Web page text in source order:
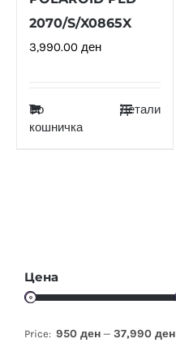
2070/S/X0865X
3,990.00 ден
Во
кошничка
Детали
Цена
Price: 950 ден — 37,990 ден